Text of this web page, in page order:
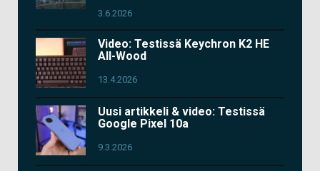
3.6.2026
Video: Testissä Keychron K2 HE
All-Wood
13.4.2026
Uusi artikkeli & video: Testissä
Google Pixel 10a
9.3.2026